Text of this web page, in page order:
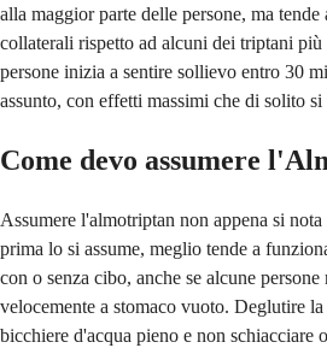
alla maggior parte delle persone, ma tende
collaterali rispetto ad alcuni dei triptani
persone inizia a sentire sollievo entro 30
assunto, con effetti massimi che di solito
Come devo assumere
Assumere l'almotriptan non appena si
prima lo si assume, meglio tende a
con o senza cibo, anche se alcune
velocemente a stomaco vuoto. Deglutire
bicchiere d'acqua pieno e non schiacciare